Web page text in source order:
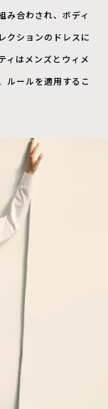
み合わされ、ボディ
クションのドレスに
ィはメンズとウィメ
ルールを適用するこ